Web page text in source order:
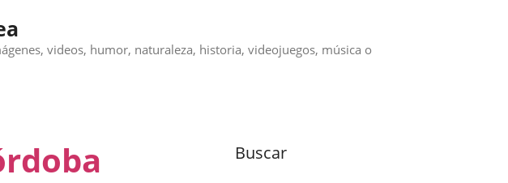
videos, humor, naturaleza, historia, videojuegos, música o
Buscar